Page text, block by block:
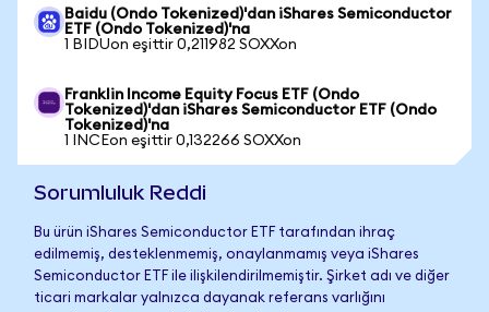
Baidu (Ondo Tokenized)'dan iShares Semiconductor
ETF (Ondo Tokenized)'na
1 BIDUon eşittir 0,211982 SOXXon
Franklin Income Equity Focus ETF (Ondo
Tokenized)'dan iShares Semiconductor ETF (Ondo
Tokenized)'na
1 INCEon eşittir 0,132266 SOXXon
Sorumluluk Reddi
Bu ürün iShares Semiconductor ETF tarafından ihraç
edilmemiş, desteklenmemiş, onaylanmamış veya iShares
Semiconductor ETF ile ilişkilendirilmemiştir. Şirket adı ve diğer
ticari markalar yalnızca dayanak referans varlığını